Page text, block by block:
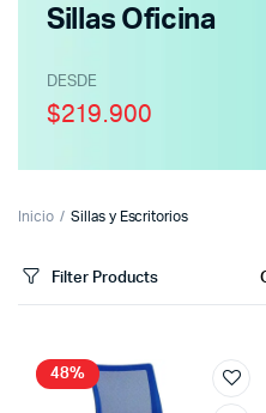
Sillas Oficina
DESDE
$219.900
Inicio Sillas y Escritorios
Filter Products
48%